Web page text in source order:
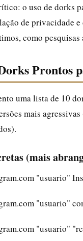
o uso de dorks
de privacidade
como
Prontos
uma lista de 10
mais
(mais
"usuario"
"usuario"
"usuario"